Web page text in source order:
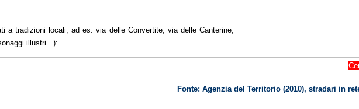
a tradizioni locali, ad es. via delle Convertite, via delle Canterine,
illustri...):
Fonte: Agenzia del Territorio